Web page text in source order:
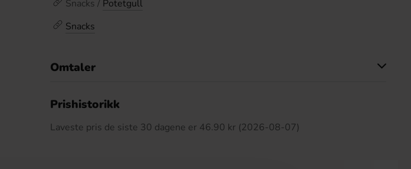
Snacks / Potetgull
Snacks
Omtaler
Prishistorikk
Laveste pris de siste 30 dagene er 46.90 kr (2026-08-07)